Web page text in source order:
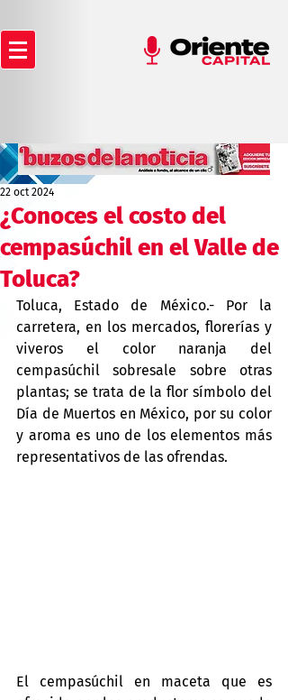
¿Conoces el costo del
cempasúchil en el Valle de
Toluca?
22 oct 2024
Toluca, Estado de México.- Por la
carretera, en los mercados, florerías y
viveros el color naranja del
cempasúchil sobresale sobre otras
plantas; se trata de la flor símbolo del
Día de Muertos en México, por su color
y aroma es uno de los elementos más
representativos de las ofrendas.
El cempasúchil en maceta que es